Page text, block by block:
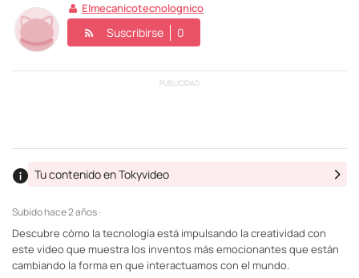
Elmecanicotecnolognico
Suscribirse 0
PUBLICIDAD
Subidohace 2 años ·
Tu contenido en Tokyvideo
Descubre cómo la tecnología está impulsando la creatividad con
este video que muestra los inventos más emocionantes que están
cambiando la forma en que interactuamos con el mundo.